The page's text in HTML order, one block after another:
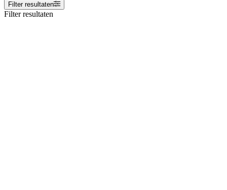
Filter resultaten
Filter resultaten